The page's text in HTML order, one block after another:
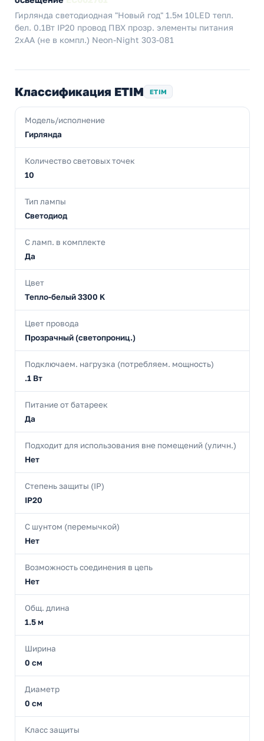
Гирлянда светодиодная "Новый год" 1.5м 10LED тепл.
бел. 0.1Вт IP20 провод ПВХ прозр. элементы питания
2хAA (не в компл.) Neon-Night 303-081
Классификация ETIM ETIM
Модель/исполнение
Гирлянда
Количество световых точек
10
Тип лампы
Светодиод
С ламп. в комплекте
Да
Цвет
Тепло-белый 3300 K
Цвет провода
Прозрачный (светопрониц.)
Подключаем. нагрузка (потребляем. мощность)
.1 Вт
Питание от батареек
Да
Подходит для использования вне помещений (уличн.)
Нет
Степень защиты (IP)
IP20
С шунтом (перемычкой)
Нет
Возможность соединения в цепь
Нет
Общ. длина
1.5 м
Ширина
0 см
Диаметр
0 см
Класс защиты